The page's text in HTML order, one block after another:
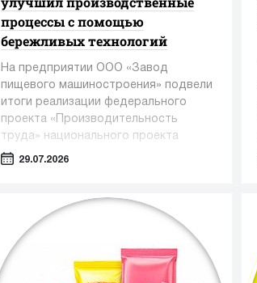
процессы с помощью
бережливых технологий
На предприятии ООО «Завод
пищевого машиностроения» подвели
итоги реализации федерального
проекта «Производительность
труда» национального проекта
«Эффективная и конкурентная
компетенций Алтайского края.
29.07.2026